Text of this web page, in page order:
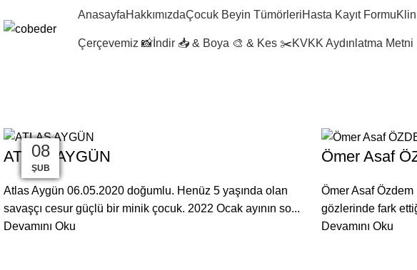
AnasayfaHakkımızdaÇocuk Beyin TümörleriHasta Kayıt Formu
Çerçevemiz 📸 İndir 📥 & Boya 🎨 & Kes ✂️KVKK Aydınlatma Metni
04
MAR
ATLAS AYGÜN
Atlas Aygün 06.05.2020 doğumlu. Henüz 5 yaşında olan
savaşçı cesur güçlü bir minik çocuk. 2022 Ocak ayının so...
Devamını Oku
17
ŞUB
Ömer Asaf
Ömer Asaf
gözlerinde fark
Devamını Oku
04
ŞUB
04
OCA
04
OCA
09
AĞU
21
TEM
21
TEM
27
NIS
08
ŞUB